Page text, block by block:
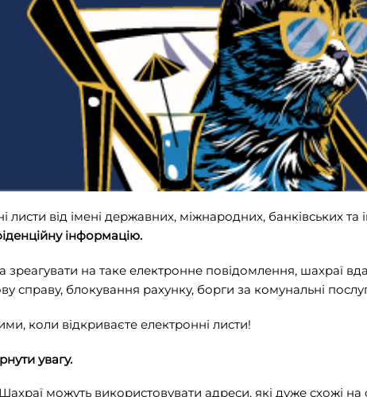
від імені державних, міжнародних, банківських та
інформацію.
на таке електронне повідомлення, шахраї
справу, блокування рахунку, борги за комунальні
коли відкриваєте електронні листи!
увагу.
можуть використовувати адреси, які дуже схожі